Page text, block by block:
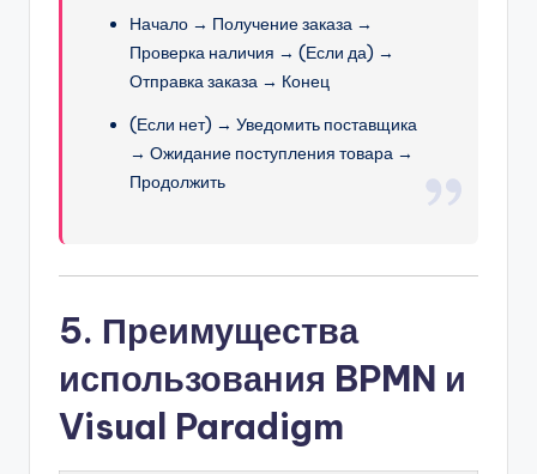
Начало → Получение заказа →
Проверка наличия → (Если да) →
Отправка заказа → Конец
(Если нет) → Уведомить поставщика
→ Ожидание поступления товара →
Продолжить
5. Преимущества
использования BPMN и
Visual Paradigm